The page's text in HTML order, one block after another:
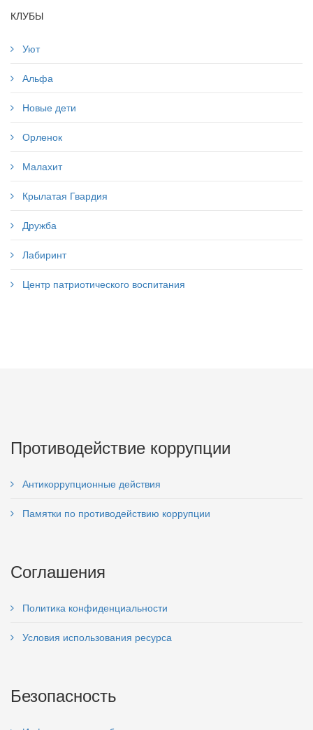
КЛУБЫ
Уют
Альфа
Новые дети
Орленок
Малахит
Крылатая Гвардия
Дружба
Лабиринт
Центр патриотического воспитания
Противодействие коррупции
Антикоррупционные действия
Памятки по противодействию коррупции
Соглашения
Политика конфиденциальности
Условия использования ресурса
Безопасность